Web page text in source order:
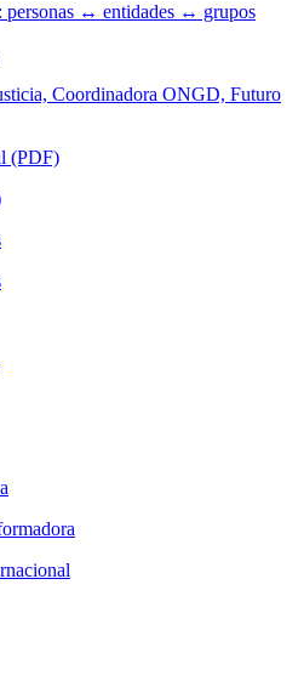
personas ↔ entidades ↔ grupos
Coordinadora ONGD, Futuro
(PDF)